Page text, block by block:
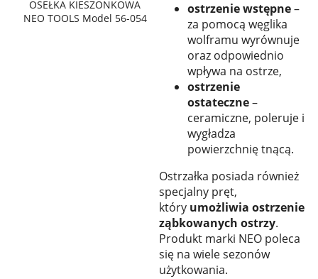
ostrzenie wstępne–
za pomocą węglika
wolframu wyrównuje
oraz odpowiednio
wpływa na ostrze,
ostrzenie
ostateczne–
ceramiczne, poleruje i
wygładza
powierzchnię tnącą.
Ostrzałka posiada również
specjalny pręt,
który umożliwia ostrzenie
ząbkowanych ostrzy.
Produkt marki NEO poleca
się na wiele sezonów
użytkowania.